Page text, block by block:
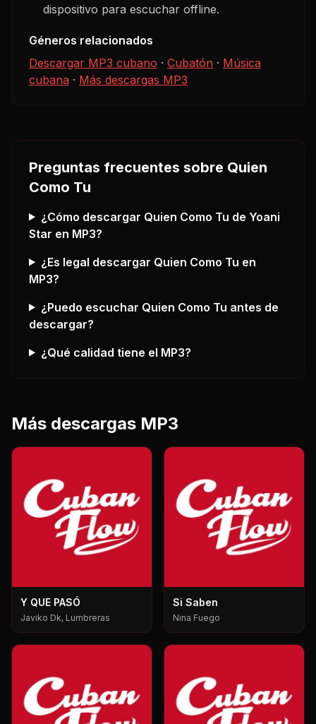
dispositivo para escuchar offline.
Géneros relacionados
Descargar MP3 cubano · Cubatón · Música
cubana · Más descargas MP3
Preguntas frecuentes sobre Quien
Como Tu
¿Cómo descargar Quien Como Tu de Yoani
Star en MP3?
¿Es legal descargar Quien Como Tu en
MP3?
¿Puedo escuchar Quien Como Tu antes de
descargar?
¿Qué calidad tiene el MP3?
Más descargas MP3
Y QUE PASÓ
Javiko Dk, Lumbreras
Si Saben
Nina Fuego